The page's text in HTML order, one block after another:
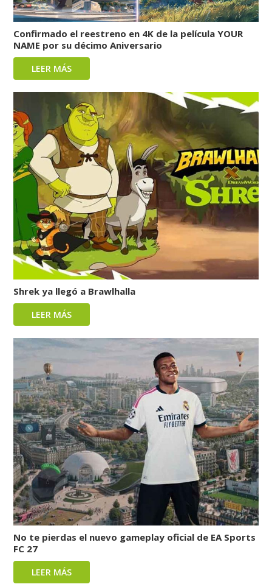
Confirmado el reestreno en 4K de la película YOUR
NAME por su décimo Aniversario
LEER MÁS
Shrek ya llegó a Brawlhalla
LEER MÁS
No te pierdas el nuevo gameplay oficial de EA Sports
FC 27
LEER MÁS